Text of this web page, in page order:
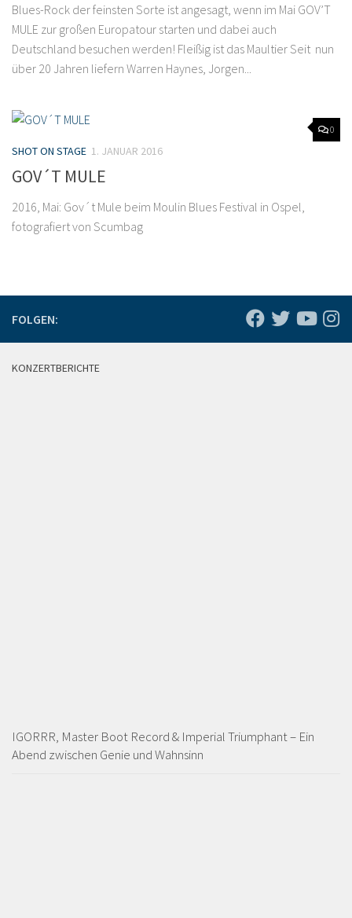
Blues-Rock der feinsten Sorte ist angesagt, wenn im Mai GOV’T
MULE zur großen Europatour starten und dabei auch
Deutschland besuchen werden! Fleißig ist das Maultier Seit nun
über 20 Jahren liefern Warren Haynes, Jorgen...
0
SHOT ON STAGE 1. JANUAR 2016
GOV´T MULE
2016, Mai: Gov´t Mule beim Moulin Blues Festival in Ospel,
fotografiert von Scumbag
FOLGEN:
KONZERTBERICHTE
IGORRR, Master Boot Record & Imperial Triumphant – Ein
Abend zwischen Genie und Wahnsinn